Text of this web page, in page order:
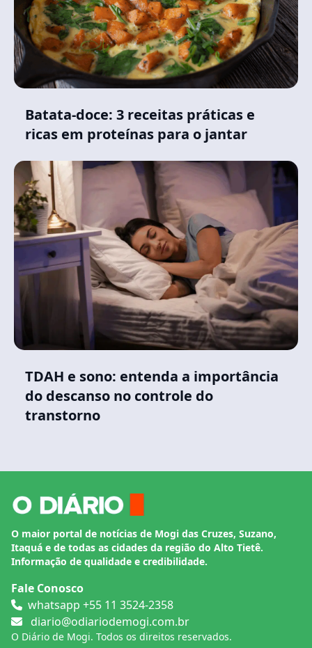
Batata-doce: 3 receitas práticas e
ricas em proteínas para o jantar
TDAH e sono: entenda a importância
do descanso no controle do
transtorno
O maior portal de notícias de Mogi das Cruzes, Suzano,
Itaquá e de todas as cidades da região do Alto Tietê.
Informação de qualidade e credibilidade.
Fale Conosco
whatsapp +55 11 3524-2358
diario@odiariodemogi.com.br
O Diário de Mogi. Todos os direitos reservados.